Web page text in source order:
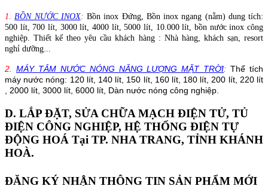
1. BỒN NƯỚC INOX: Bồn inox Đứng, Bồn inox ngang (nằm) dung tích:
500 lít, 700 lít, 3000 lít, 4000 lít, 5000 lít, 10.000 lít, bồn nước inox công
nghiệp. Thiết kế theo yêu cầu khách hàng : Nhà hàng, khách sạn, resort
nghỉ dưỡng...
2. MÁY TẮM NƯỚC NÓNG NĂNG LƯỢNG MẶT TRỜI: Thể tích
máy nước nóng: 120 lít, 140 lít, 150 lít, 160 lít, 180 lít, 200 lít, 220 lít
, 2000 lít, 3000 lít, 6000 lít, Dàn nước nóng công nghiệp.
D. LẮP ĐẶT, SỬA CHỮA MẠCH ĐIỆN TỬ, TỦ
ĐIỆN CÔNG NGHIỆP, HỆ THỐNG ĐIỆN TỰ
ĐỘNG HOÁ Tại TP. NHA TRANG, TỈNH KHÁNH
HOÀ.
ĐĂNG KÝ NHẬN THÔNG TIN SẢN PHẨM MỚI